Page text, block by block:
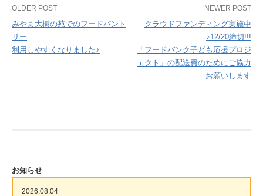
Post
navigation
OLDER POST
みやま大樹の苑でのフードパント
リー
利用しやすくなりました♪
NEWER POST
クラウドファンディング実施中
♪12/20締切!!!
「フードバンク子ども応援プロジ
ェクト」の配送費のためにご協力
お願いします
お知らせ
2026.08.04